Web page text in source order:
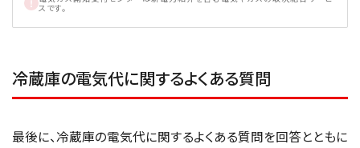
スです。
冷蔵庫の電気代に関するよくある質問
最後に、冷蔵庫の電気代に関するよくある質問を回答とともに